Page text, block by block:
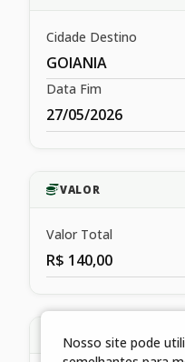
Cidade Destino
GOIANIA
Data Fim
27/05/2026
VALOR
Valor Total
R$ 140,00
HISTÓRICO
Nosso site pode